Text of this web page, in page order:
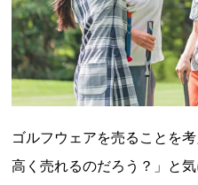
ゴルフウェアを売ることを
高く売れるのだろう？」と